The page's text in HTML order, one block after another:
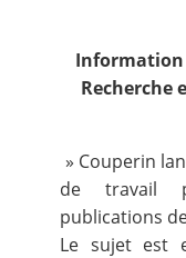
Contact
Nous suivre
Information
Recherche
» Couperin
de travail
publications
Le sujet est